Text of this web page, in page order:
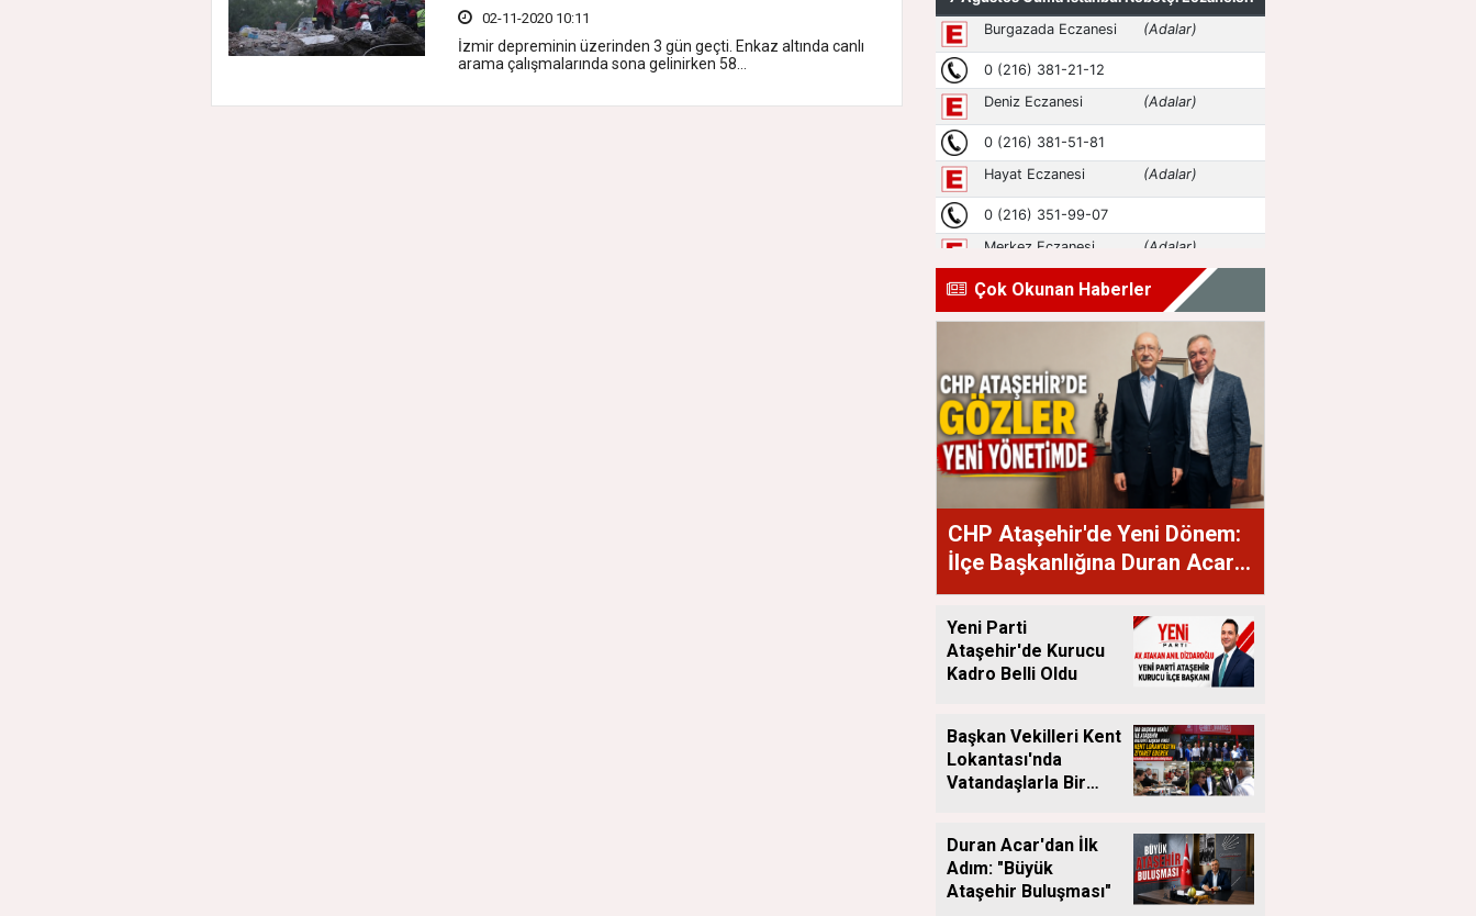
02-11-2020 10:11
İzmir depreminin üzerinden 3 gün geçti. Enkaz altında canlı
arama çalışmalarında sona gelinirken 58...
Çok Okunan Haberler
CHP Ataşehir'de Yeni Dönem:
İlçe Başkanlığına Duran Acar
Atandı
Yeni Parti
Ataşehir'de Kurucu
Kadro Belli Oldu
Başkan Vekilleri Kent
Lokantası'nda
Vatandaşlarla Bir
Duran Acar'dan İlk
Adım: "Büyük
Ataşehir Buluşması"